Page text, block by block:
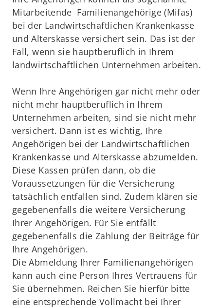
Mitarbeitende Familienangehörige (Mifas)
bei der Landwirtschaftlichen Krankenkasse
und Alterskasse versichert sein. Das ist der
Fall, wenn sie hauptberuflich in Ihrem
landwirtschaftlichen Unternehmen arbeiten.
Wenn Ihre Angehörigen gar nicht mehr oder
nicht mehr hauptberuflich in Ihrem
Unternehmen arbeiten, sind sie nicht mehr
versichert. Dann ist es wichtig, Ihre
Angehörigen bei der Landwirtschaftlichen
Krankenkasse und Alterskasse abzumelden.
Diese Kassen prüfen dann, ob die
Voraussetzungen für die Versicherung
tatsächlich entfallen sind. Zudem klären sie
gegebenenfalls die weitere Versicherung
Ihrer Angehörigen. Für Sie entfällt
gegebenenfalls die Zahlung der Beiträge für
Ihre Angehörigen.
Die Abmeldung Ihrer Familienangehörigen
kann auch eine Person Ihres Vertrauens für
Sie übernehmen. Reichen Sie hierfür bitte
eine entsprechende Vollmacht bei Ihrer